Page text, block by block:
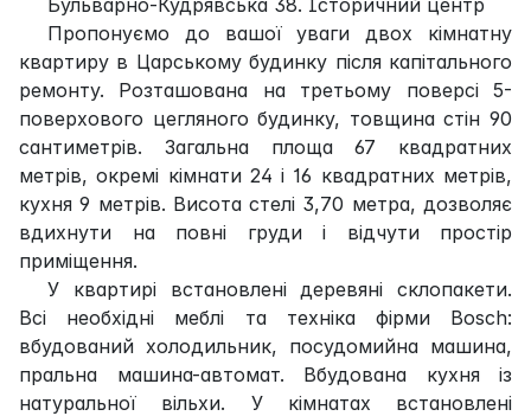
Пропонуємо до вашої уваги двох кімнатну
квартиру в Царському будинку після капітального
ремонту. Розташована на третьому поверсі 5-
поверхового цегляного будинку, товщина стін 90
сантиметрів. Загальна площа 67 квадратних
метрів, окремі кімнати 24 і 16 квадратних метрів,
кухня 9 метрів. Висота стелі 3,70 метра, дозволяє
вдихнути на повні груди і відчути простір
приміщення.
У квартирі встановлені деревяні склопакети.
Всі необхідні меблі та техніка фірми Bosch:
вбудований холодильник, посудомийна машина,
пральна машина-автомат. Вбудована кухня із
натуральної вільхи. У кімнатах встановлені